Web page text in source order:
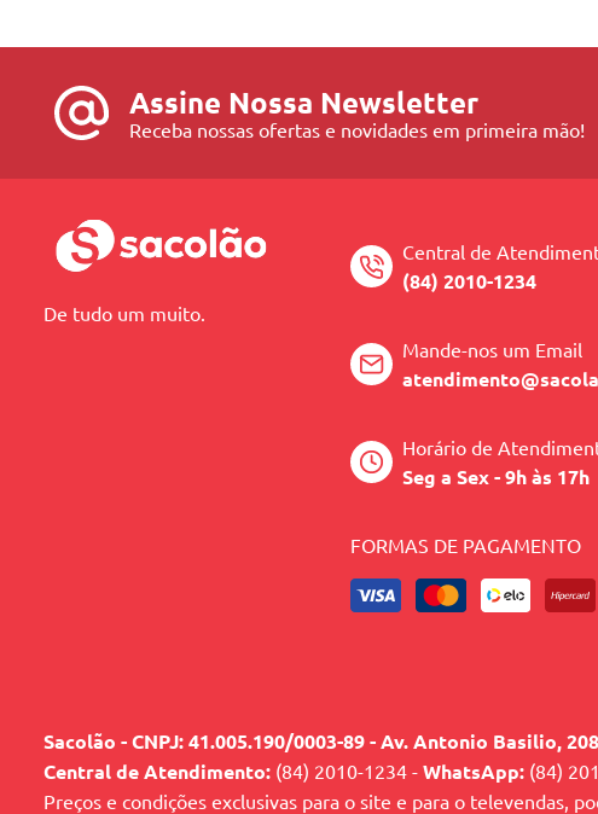
Assine Nossa Newsletter
Receba nossas ofertas e novidades em primeira mão!
De tudo um muito.
Central de
(84) 2010-1234
Mande-nos um Email
Horário de
Seg a Sex - 9h às 17h
FORMAS DE PAGAMENTO
Sacolão - CNPJ: 41.005.190/0003-89 - Av. Antonio Basilio,
Central de Atendimento: (84) 2010-1234 - WhatsApp: (84)
Preços e condições exclusivas para o site e para o televendas,